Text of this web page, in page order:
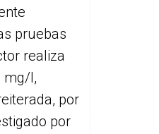
pruebas
realiza
mg/l,
por
por